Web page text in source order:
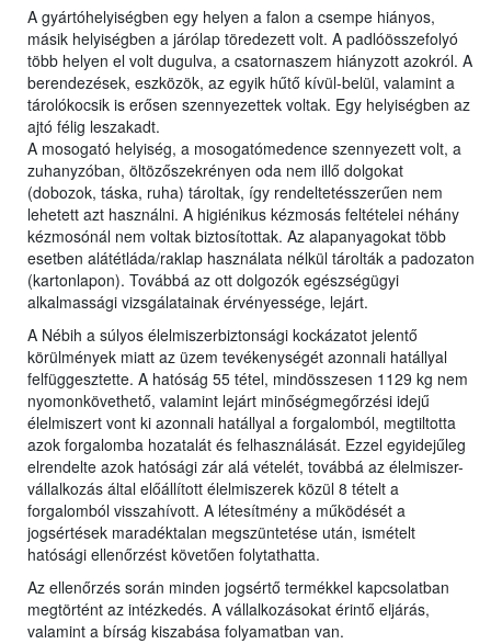
A gyártóhelyiségben egy helyen a falon a csempe hiányos,
másik helyiségben a járólap töredezett volt. A padlóösszefolyó
több helyen el volt dugulva, a csatornaszem hiányzott azokról. A
berendezések, eszközök, az egyik hűtő kívül-belül, valamint a
tárolókocsik is erősen szennyezettek voltak. Egy helyiségben az
ajtó félig leszakadt.
A mosogató helyiség, a mosogatómedence szennyezett volt, a
zuhanyzóban, öltözőszekrényen oda nem illő dolgokat
(dobozok, táska, ruha) tároltak, így rendeltetésszerűen nem
lehetett azt használni. A higiénikus kézmosás feltételei néhány
kézmosónál nem voltak biztosítottak. Az alapanyagokat több
esetben alátétláda/raklap használata nélkül tárolták a padozaton
(kartonlapon). Továbbá az ott dolgozók egészségügyi
alkalmassági vizsgálatainak érvényessége, lejárt.
A Nébih a súlyos élelmiszerbiztonsági kockázatot jelentő
körülmények miatt az üzem tevékenységét azonnali hatállyal
felfüggesztette. A hatóság 55 tétel, mindösszesen 1129 kg nem
nyomonkövethető, valamint lejárt minőségmegőrzési idejű
élelmiszert vont ki azonnali hatállyal a forgalomból, megtiltotta
azok forgalomba hozatalát és felhasználását. Ezzel egyidejűleg
elrendelte azok hatósági zár alá vételét, továbbá az élelmiszer-
vállalkozás által előállított élelmiszerek közül 8 tételt a
forgalomból visszahívott. A létesítmény a működését a
jogsértések maradéktalan megszüntetése után, ismételt
hatósági ellenőrzést követően folytathatta.
Az ellenőrzés során minden jogsértő termékkel kapcsolatban
megtörtént az intézkedés. A vállalkozásokat érintő eljárás,
valamint a bírság kiszabása folyamatban van.